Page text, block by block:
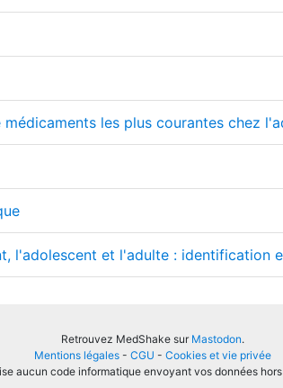
les plus courantes chez
l'adolescent et l'adulte : identification
Retrouvez MedShake sur Mastodon.
Mentions légales - CGU - Cookies et vie privée
aucun code informatique envoyant vos données